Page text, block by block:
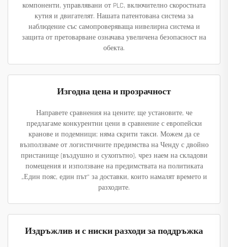
компоненти, управлявани от PLC, включително скоростната
кутия и двигателят. Нашата патентована система за
наблюдение със самопроверяваща нивелирна система и
защита от претоварване означава увеличена безопасност на
обекта.
Изгодна цена и прозрачност
Направете сравнения на цените; ще установите, че
предлагаме конкурентни цени в сравнение с европейски
кранове и подемници; няма скрити такси. Можем да се
възползваме от логистичните предимства на Ченду с двойно
пристанище (въздушно и сухопътно), чрез наем на складови
помещения и използване на предимствата на политиката
„Един пояс, един път“ за доставки, които намалят времето и
разходите.
Издръжлив и с ниски разходи за поддръжка